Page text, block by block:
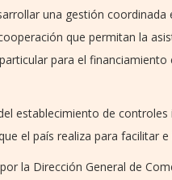
una gestión
que permitan la
para el
establecimiento de
el país realiza para facilitar
la Dirección General de